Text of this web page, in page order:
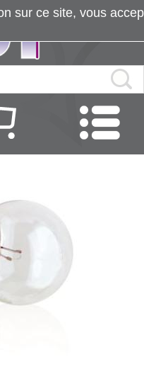
sur ce site, vous